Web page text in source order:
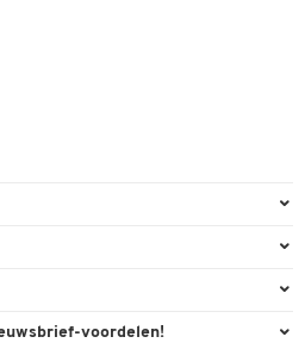
voordelen!